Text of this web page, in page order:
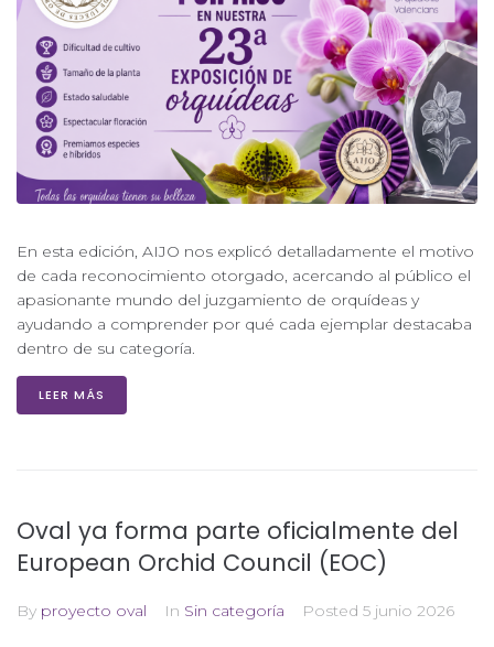
En esta edición, AIJO nos explicó detalladamente el motivo
de cada reconocimiento otorgado, acercando al público el
apasionante mundo del juzgamiento de orquídeas y
ayudando a comprender por qué cada ejemplar destacaba
dentro de su categoría.
LEER MÁS
Oval ya forma parte oficialmente del
European Orchid Council (EOC)
By proyecto oval In Sin categoría Posted 5 junio 2026